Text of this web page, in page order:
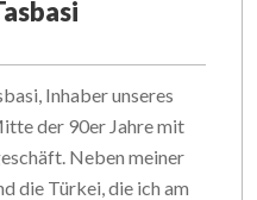
Inhaber unseres
der 90er Jahre mit
Neben meiner
die Türkei, die ich am